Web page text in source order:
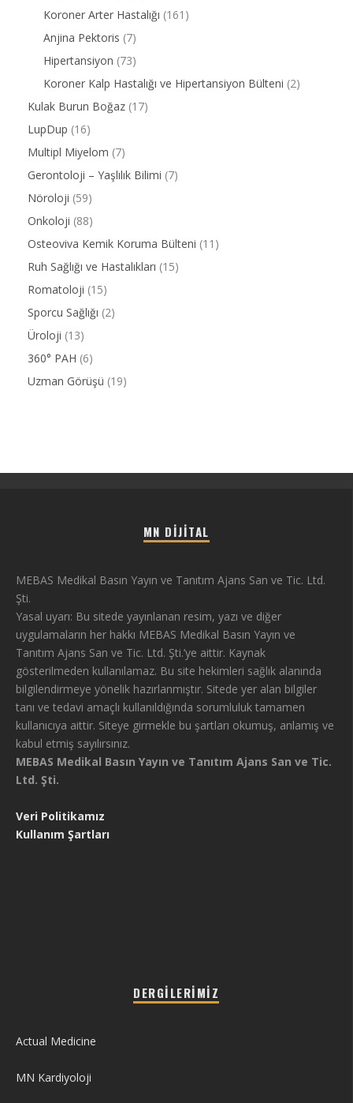
Koroner Arter Hastalığı (161)
Anjina Pektoris (7)
Hipertansiyon (73)
Koroner Kalp Hastalığı ve Hipertansiyon Bülteni (2)
Kulak Burun Boğaz (17)
LupDup (16)
Multipl Miyelom (7)
Gerontoloji – Yaşlılık Bilimi (7)
Nöroloji (59)
Onkoloji (88)
Osteoviva Kemik Koruma Bülteni (11)
Ruh Sağlığı ve Hastalıkları (15)
Romatoloji (15)
Sporcu Sağlığı (2)
Üroloji (13)
360° PAH (6)
Uzman Görüşü (19)
MN DIJITAL
MEBAS Medikal Basın Yayın ve Tanıtım Ajans San ve Tic. Ltd.
Şti.
Yasal uyarı: Bu sitede yayınlanan resim, yazı ve diğer
uygulamaların her hakkı MEBAS Medikal Basın Yayın ve
Tanıtım Ajans San ve Tic. Ltd. Şti.’ye aittir. Kaynak
gösterilmeden kullanılamaz. Bu site hekimleri sağlık alanında
bilgilendirmeye yönelik hazırlanmıştır. Sitede yer alan bilgiler
tanı ve tedavi amaçlı kullanıldığında sorumluluk tamamen
kullanıcıya aittir. Siteye girmekle bu şartları okumuş, anlamış ve
kabul etmiş sayılırsınız.
MEBAS Medikal Basın Yayın ve Tanıtım Ajans San ve Tic.
Ltd. Şti.
Veri Politikamız
Kullanım Şartları
DERGILERIMIZ
Actual Medicine
MN Kardiyoloji